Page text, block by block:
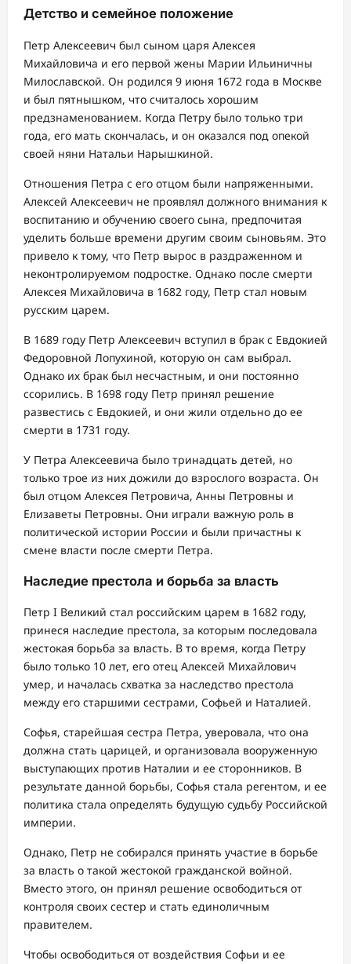
Детство и семейное положение
Петр Алексеевич был сыном царя Алексея
Михайловича и его первой жены Марии Ильиничны
Милославской. Он родился 9 июня 1672 года в Москве
и был пятнышком, что считалось хорошим
предзнаменованием. Когда Петру было только три
года, его мать скончалась, и он оказался под опекой
своей няни Натальи Нарышкиной.
Отношения Петра с его отцом были напряженными.
Алексей Алексеевич не проявлял должного внимания к
воспитанию и обучению своего сына, предпочитая
уделить больше времени другим своим сыновьям. Это
привело к тому, что Петр вырос в раздраженном и
неконтролируемом подростке. Однако после смерти
Алексея Михайловича в 1682 году, Петр стал новым
русским царем.
В 1689 году Петр Алексеевич вступил в брак с Евдокией
Федоровной Лопухиной, которую он сам выбрал.
Однако их брак был несчастным, и они постоянно
ссорились. В 1698 году Петр принял решение
развестись с Евдокией, и они жили отдельно до ее
смерти в 1731 году.
У Петра Алексеевича было тринадцать детей, но
только трое из них дожили до взрослого возраста. Он
был отцом Алексея Петровича, Анны Петровны и
Елизаветы Петровны. Они играли важную роль в
политической истории России и были причастны к
смене власти после смерти Петра.
Наследие престола и борьба за власть
Петр I Великий стал российским царем в 1682 году,
принеся наследие престола, за которым последовала
жестокая борьба за власть. В то время, когда Петру
было только 10 лет, его отец Алексей Михайлович
умер, и началась схватка за наследство престола
между его старшими сестрами, Софьей и Наталией.
Софья, старейшая сестра Петра, уверовала, что она
должна стать царицей, и организовала вооруженную
выступающих против Наталии и ее сторонников. В
результате данной борьбы, Софья стала регентом, и ее
политика стала определять будущую судьбу Российской
империи.
Однако, Петр не собирался принять участие в борьбе
за власть о такой жестокой гражданской войной.
Вместо этого, он принял решение освободиться от
контроля своих сестер и стать единоличным
правителем.
Чтобы освободиться от воздействия Софьи и ее